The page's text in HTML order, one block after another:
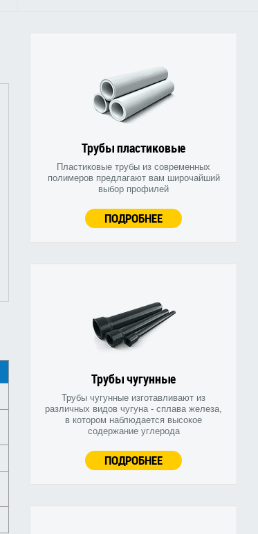
Трубы пластиковые
Пластиковые трубы из современных
полимеров предлагают вам широчайший
выбор профилей
ПОДРОБНЕЕ
Трубы чугунные
Трубы чугунные изготавливают из
различных видов чугуна - сплава железа,
в котором наблюдается высокое
содержание углерода
ПОДРОБНЕЕ